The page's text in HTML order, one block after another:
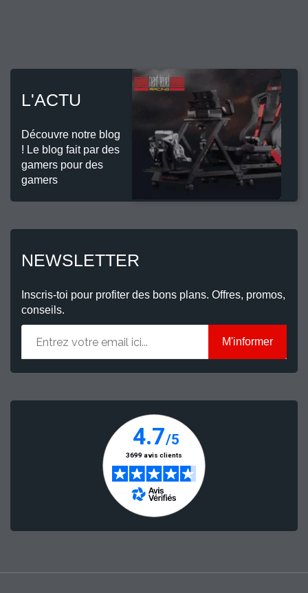
L'ACTU
Découvre notre blog
! Le blog fait par des
gamers pour des
gamers
NEWSLETTER
Inscris-toi pour profiter des bons plans. Offres, promos,
conseils.
M'informer